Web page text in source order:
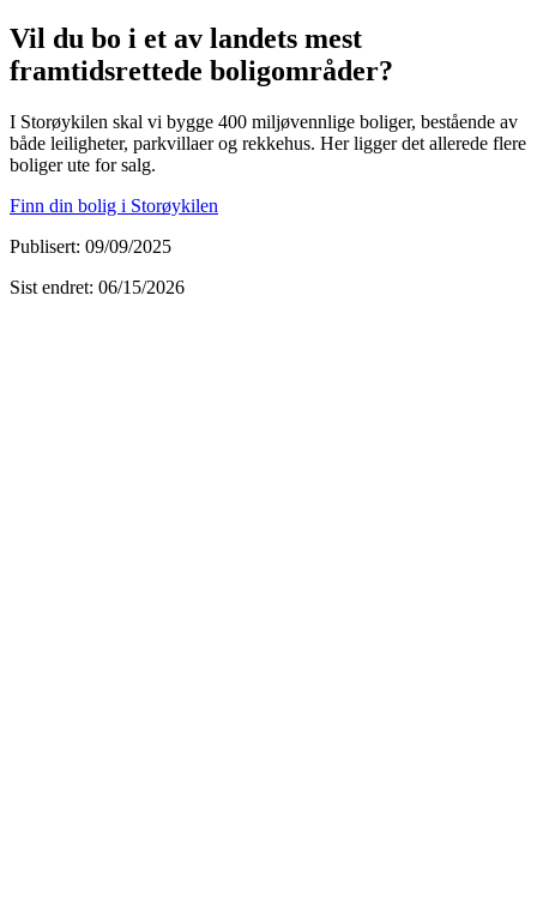
Vil du bo i et av landets mest
framtidsrettede boligområder?
I Storøykilen skal vi bygge 400 miljøvennlige boliger, bestående av
både leiligheter, parkvillaer og rekkehus. Her ligger det allerede flere
boliger ute for salg.
Finn din bolig i Storøykilen
Publisert: 09/09/2025
Sist endret: 06/15/2026